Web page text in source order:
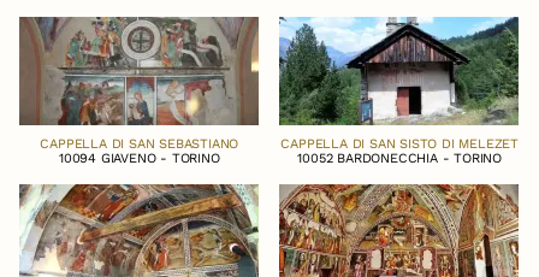
CAPPELLA DI SAN SEBASTIANO
10094 GIAVENO - TORINO
CAPPELLA DI SAN SISTO DI MELEZET
10052 BARDONECCHIA - TORINO